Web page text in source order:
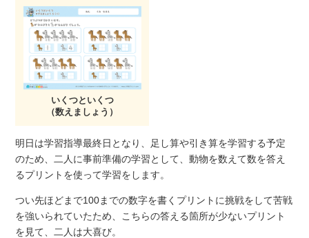
いくつといくつ
（数えましょう）
明日は学習指導最終日となり、足し算や引き算を学習する予定
のため、二人に事前準備の学習として、動物を数えて数を答え
るプリントを使って学習をします。
つい先ほどまで100までの数字を書くプリントに挑戦をして苦戦
を強いられていたため、こちらの答える箇所が少ないプリント
を見て、二人は大喜び。